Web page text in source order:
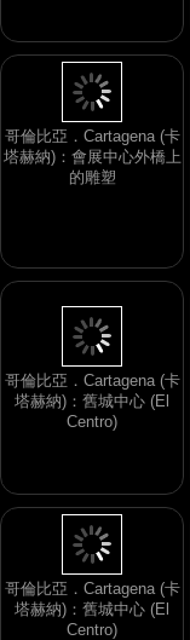
哥倫比亞．Cartagena (卡
塔赫納)：會展中心外橋上
的雕塑
哥倫比亞．Cartagena (卡
塔赫納)：舊城中心 (El
Centro)
哥倫比亞．Cartagena (卡
塔赫納)：舊城中心 (El
Centro)